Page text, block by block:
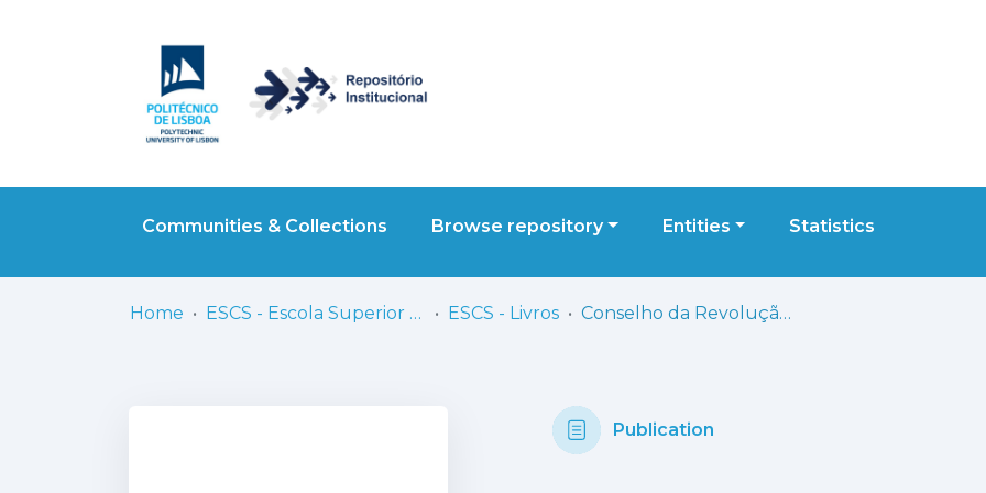
Communities & Collections Browse repository Entities Statistics
Home ESCS - Escola Superior de Comunicação Social ESCS - Livros Conselho da Revolução 1975-1982: uma biografia
Publication